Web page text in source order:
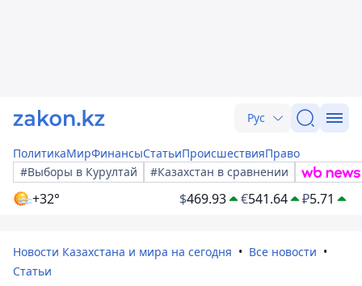
Рус
ПолитикаМирФинансыСтатьиПроисшествияПраво
#Выборы в Курултай
#Казахстан в сравнении
+32° $469.93 €541.64 ₽5.71
Новости Казахстана и мира на сегодня
Все новости
Статьи